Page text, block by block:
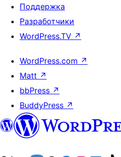
Поддержка
Разработчики
WordPress.TV ↗
WordPress.com ↗
Matt ↗
bbPress ↗
BuddyPress ↗